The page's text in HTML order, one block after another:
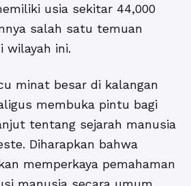
usia sekitar 44,000
salah satu temuan
wilayah ini.
minat besar di kalangan
membuka pintu bagi
tentang sejarah manusia
Diharapkan bahwa
memperkaya pemahaman